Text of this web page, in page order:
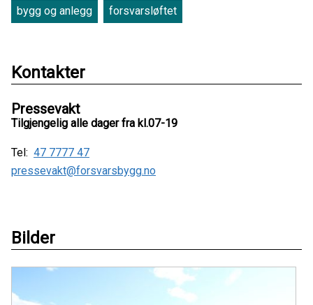
bygg og anlegg forsvarsløftet
Kontakter
Pressevakt
Tilgjengelig alle dager fra kl.07-19
Tel: 47 7777 47
pressevakt@forsvarsbygg.no
Bilder